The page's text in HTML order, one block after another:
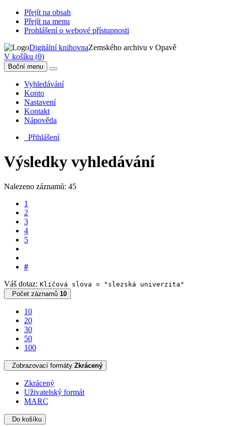
Přejít na obsah
Přejít na menu
Prohlášení o webové přístupnosti
Digitální knihovnaZemského archivu v Opavě
V košíku (0)
Boční menu
Vyhledávání
Konto
Nastavení
Kontakt
Nápověda
Přihlášení
Výsledky vyhledávání
Nalezeno záznamů: 45
1
2
3
4
5
#
Váš dotaz: Klíčová slova = "slezská univerzita"
Počet záznamů 10
10
20
30
50
100
Zobrazovací formáty Zkrácený
Zkrácený
Uživatelský formát
MARC
Do košíku